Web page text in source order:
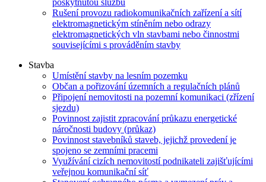
Rušení provozu radiokomunikačních zařízení a sítí
elektromagnetickým stíněním nebo odrazy
elektromagnetických vln stavbami nebo činnostmi
souvisejícími s prováděním stavby
Stavba
Umístění stavby na lesním pozemku
Občan a pořizování územních a regulačních plánů
Připojení nemovitosti na pozemní komunikaci (zřízení
sjezdu)
Povinnost zajistit zpracování průkazu energetické
náročnosti budovy (průkaz)
Povinnost stavebníků staveb, jejichž provedení je
spojeno se zemními pracemi
Využívání cizích nemovitostí podnikateli zajišťujícími
veřejnou komunikační síť